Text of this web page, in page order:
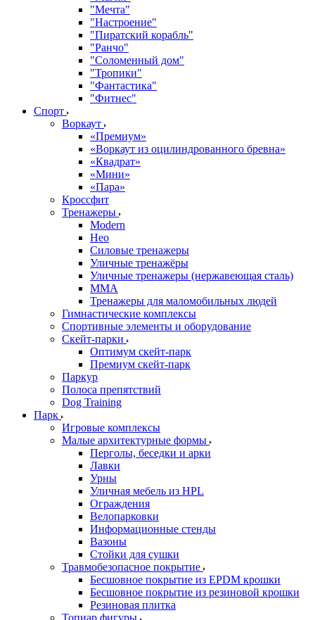
"Мечта"
"Настроение"
"Пиратский корабль"
"Ранчо"
"Соломенный дом"
"Тропики"
"Фантастика"
"Фитнес"
Спорт
Воркаут
«Премиум»
«Воркаут из оцилиндрованного бревна»
«Квадрат»
«Мини»
«Пара»
Кроссфит
Тренажеры
Modern
Нео
Силовые тренажеры
Уличные тренажёры
Уличные тренажеры (нержавеющая сталь)
ММА
Тренажеры для маломобильных людей
Гимнастические комплексы
Спортивные элементы и оборудование
Скейт-парки
Оптимум скейт-парк
Премиум скейт-парк
Паркур
Полоса препятствий
Dog Training
Парк
Игровые комплексы
Малые архитектурные формы
Перголы, беседки и арки
Лавки
Урны
Уличная мебель из HPL
Ограждения
Велопарковки
Информационные стенды
Вазоны
Стойки для сушки
Травмобезопасное покрытие
Бесшовное покрытие из EPDM крошки
Бесшовное покрытие из резиновой крошки
Резиновая плитка
Топиар фигуры